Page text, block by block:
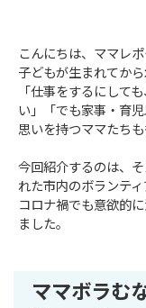
こんにちは、ママレポ
子どもが生まれてか
「仕事をするにして
い」「でも家事・育
思いを持つママたちも
今回紹介するのは、
れた市内のボランテ
コロナ禍でも意欲的
ました。
ママボラむ